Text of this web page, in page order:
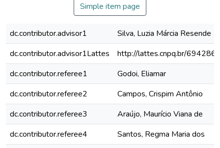
Simple item page
dc.contributor.advisor1
Silva, Luzia Márcia Resende
dc.contributor.advisor1Lattes
http://lattes.cnpq.br/
dc.contributor.referee1
Godoi, Eliamar
dc.contributor.referee2
Campos, Crispim Antônio
dc.contributor.referee3
Araújo, Maurício Viana de
dc.contributor.referee4
Santos, Regma Maria dos